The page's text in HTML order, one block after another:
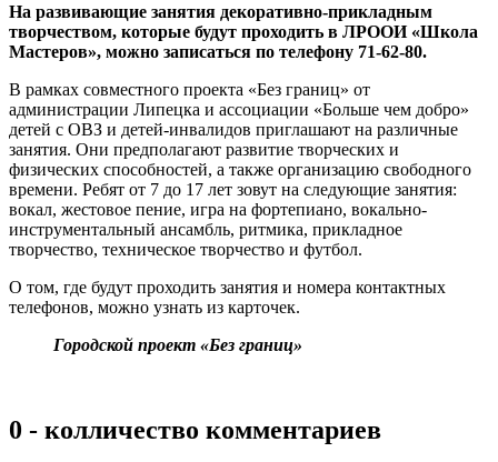
На развивающие занятия декоративно-прикладным
творчеством, которые будут проходить в ЛРООИ «Школа
Мастеров», можно записаться по телефону 71-62-80.
В рамках совместного проекта «Без границ» от
администрации Липецка и ассоциации «Больше чем добро»
детей с ОВЗ и детей-инвалидов приглашают на различные
занятия. Они предполагают развитие творческих и
физических способностей, а также организацию свободного
времени. Ребят от 7 до 17 лет зовут на следующие занятия:
вокал, жестовое пение, игра на фортепиано, вокально-
инструментальный ансамбль, ритмика, прикладное
творчество, техническое творчество и футбол.
О том, где будут проходить занятия и номера контактных
телефонов, можно узнать из карточек.
Городской проект «Без границ»
0 - колличество комментариев